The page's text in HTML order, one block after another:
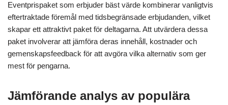
Eventprispaket som erbjuder bäst värde kombinerar vanligtvis
eftertraktade föremål med tidsbegränsade erbjudanden, vilket
skapar ett attraktivt paket för deltagarna. Att utvärdera dessa
paket involverar att jämföra deras innehåll, kostnader och
gemenskapsfeedback för att avgöra vilka alternativ som ger
mest för pengarna.
Jämförande analys av populära